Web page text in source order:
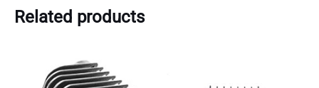
Related products